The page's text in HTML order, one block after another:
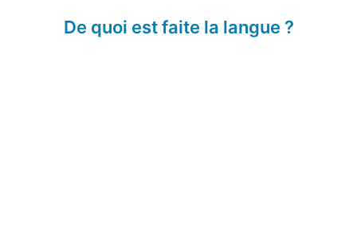
De quoi est faite la langue ?